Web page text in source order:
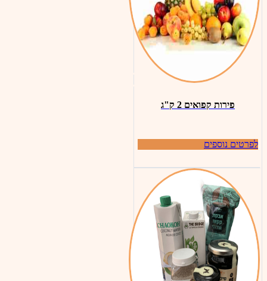
פירות קפואים 2 ק"ג
לפרטים נוספים